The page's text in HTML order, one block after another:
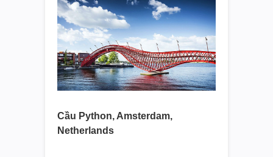
Cầu Python, Amsterdam,
Netherlands